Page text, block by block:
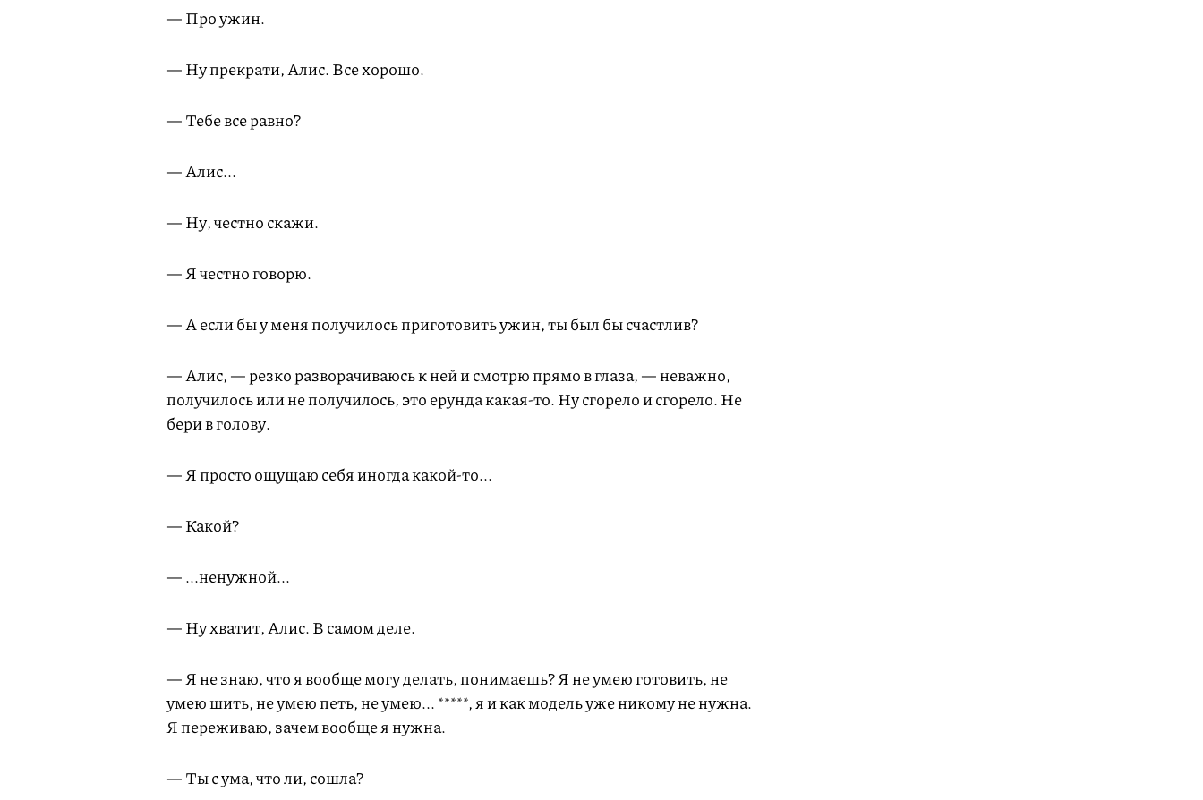
— Про ужин.
— Ну прекрати, Алис. Все хорошо.
— Тебе все равно?
— Алис...
— Ну, честно скажи.
— Я честно говорю.
— А если бы у меня получилось приготовить ужин, ты был бы счастлив?
— Алис, — резко разворачиваюсь к ней и смотрю прямо в глаза, — неважно,
получилось или не получилось, это ерунда какая-то. Ну сгорело и сгорело. Не
бери в голову.
— Я просто ощущаю себя иногда какой-то...
— Какой?
— ...ненужной...
— Ну хватит, Алис. В самом деле.
— Я не знаю, что я вообще могу делать, понимаешь? Я не умею готовить, не
умею шить, не умею петь, не умею... *****, я и как модель уже никому не нужна.
Я переживаю, зачем вообще я нужна.
— Ты с ума, что ли, сошла?